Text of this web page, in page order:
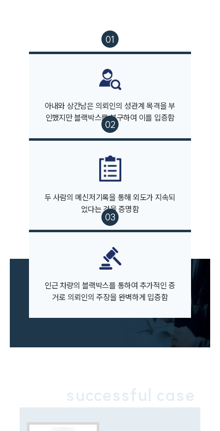
부소개
부소개
대륜의 강점
글로벌 파트너 로펌
고객의 소리
통합검색
업무사례
이혼 주요 업무사례
사례분석/최신동향
이혼 법률정보
법률지식인
이혼 양육비계산기
구성원 소개
이혼전문변호사
아내와 상간남은 의뢰인의 성관계 목격을 부
인했지만 블랙박스를 복구하여 이를 입증함
두 사람의 메신저기록을 통해 외도가 지속되
었다는 것을 증명함
인근 차량의 블랙박스를 통하여 추가적인 증
거로 의뢰인의 주장을 완벽하게 입증함
successful case